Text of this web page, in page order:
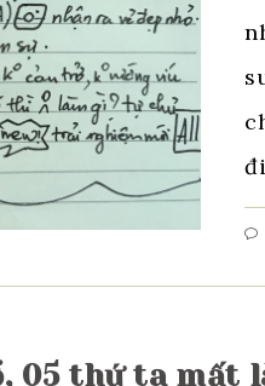
05 thứ ta mất